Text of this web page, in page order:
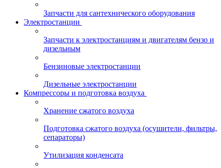
Запчасти для сантехнического оборудования
Электростанции
Запчасти к электростанциям и двигателям бензо и
дизельным
Бензиновые электростанции
Дизельные электростанции
Компрессоры и подготовка воздуха
Хранение сжатого воздуха
Подготовка сжатого воздуха (осушители, фильтры,
сепараторы)
Утилизация конденсата